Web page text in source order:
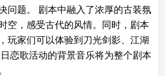
问题。 剧本中融入了浓厚的古装氛
空，感受古代的风情。同时，剧本
玩家们可以体验到刀光剑影、江湖
恋歌活动的背景音乐将为整个剧本